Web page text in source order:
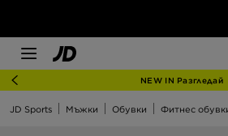
NEW IN Разгледай
JD Sports Мъжки Обувки Фитнес